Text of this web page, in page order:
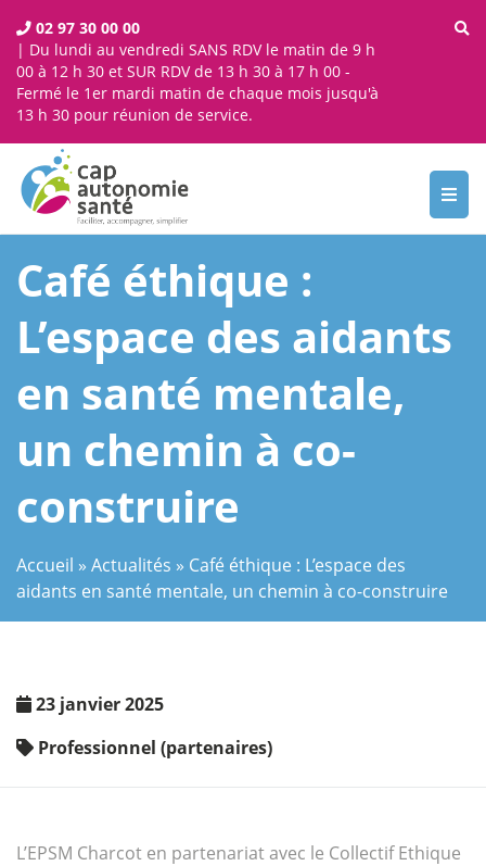
02 97 30 00 00
| Du lundi au vendredi SANS RDV le matin de 9 h
00 à 12 h 30 et SUR RDV de 13 h 30 à 17 h 00 -
Fermé le 1er mardi matin de chaque mois jusqu'à
13 h 30 pour réunion de service.
Café éthique :
L’espace des aidants
en santé mentale,
un chemin à co-
construire
Accueil » Actualités » Café éthique : L’espace des
aidants en santé mentale, un chemin à co-construire
23 janvier 2025
Professionnel (partenaires)
L’EPSM Charcot en partenariat avec le Collectif Ethique